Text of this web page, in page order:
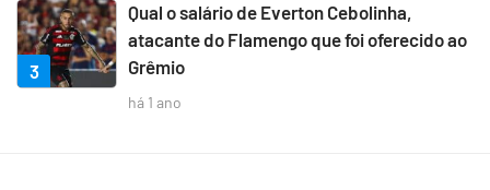
3
Qual o salário de Everton Cebolinha,
atacante do Flamengo que foi oferecido ao
Grêmio
há 1 ano